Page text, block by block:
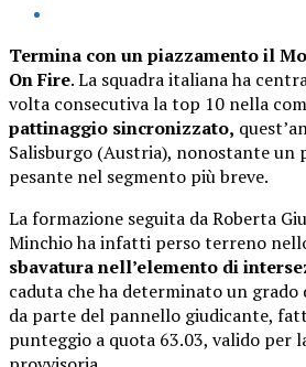
Termina con un piazzamento il
On Fire. La squadra italiana ha
volta consecutiva la top 10 nella
pattinaggio sincronizzato,
Salisburgo (Austria), nonostante un
pesante nel segmento più breve.
La formazione seguita da Roberta
Minchio ha infatti perso terreno
sbavatura nell’elemento di
caduta che ha determinato un grado
da parte del pannello giudicante,
punteggio a quota 63.03, valido per